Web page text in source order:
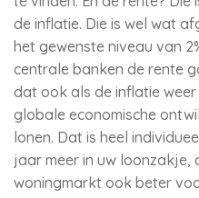
de inflatie. Die is wel wat
het gewenste niveau van
centrale banken de rente
dat ook als de inflatie
globale economische
lonen. Dat is heel
jaar meer in uw loonzakje,
woningmarkt ook beter